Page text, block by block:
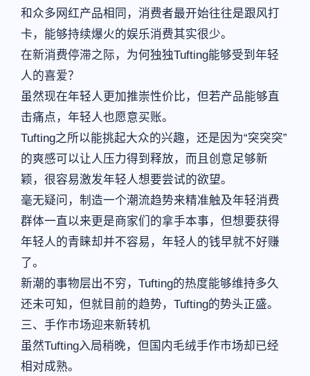
和众多网红产品相同，消费者最开始往往是跟风打
卡，能够持续爆火的娱乐消费其实很少。
在新消费停滞之际，为何独独Tufting能够受到年轻
人的喜爱？
虽然现在年轻人更加推崇性价比，但若产品能够直
击痛点，年轻人也愿意买账。
Tufting之所以能挑起大众的兴趣，还是因为“突突突”
的爽感可以让人压力得到释放，而且创意足够新
颖，很容易激发年轻人想要尝试的欲望。
毫无疑问，制造一个潮流趋势来精准触及年轻消费
群体一直以来更是商家们的拿手本事，但想要获得
年轻人的青睐却并不容易，年轻人的钱早就不好赚
了。
新潮的事物层出不穷，Tufting的热度能够维持多久
还未可知，但就目前的趋势，Tufting的势头正盛。
三、手作市场迎来新转机
虽然Tufting入局稍晚，但国内毛绒手作市场却已经
相对成熟。